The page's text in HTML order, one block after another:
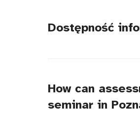
Dostępność
How can
seminar in